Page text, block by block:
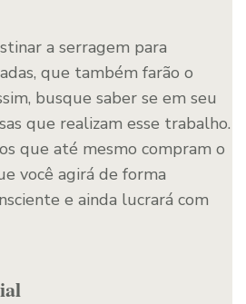
a serragem para
que também farão o
busque saber se em seu
que realizam esse trabalho.
que até mesmo compram o
você agirá de forma
e ainda lucrará com